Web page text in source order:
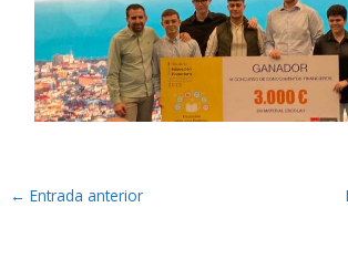
← Entrada anterior